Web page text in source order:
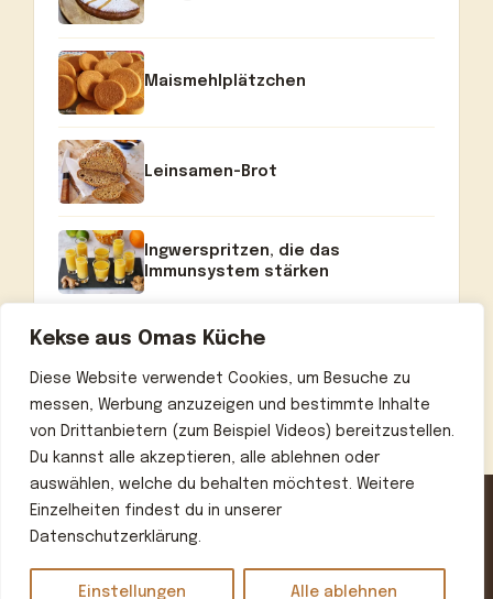
Kekse aus Omas Küche
Diese Website verwendet Cookies, um Besuche zu
messen, Werbung anzuzeigen und bestimmte Inhalte
von Drittanbietern (zum Beispiel Videos) bereitzustellen.
Du kannst alle akzeptieren, alle ablehnen oder
auswählen, welche du behalten möchtest. Weitere
Einzelheiten findest du in unserer
Datenschutzerklärung.
Einstellungen Alle ablehnen
Maismehlplätzchen
Leinsamen-Brot
Ingwerspritzen, die das
Immunsystem stärken